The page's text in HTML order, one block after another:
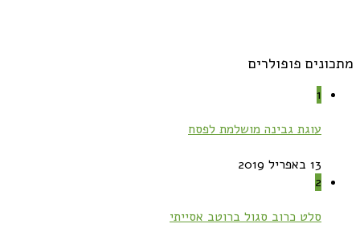
מתכונים פופולרים
1
עוגת גבינה מושלמת לפסח
13 באפריל 2019
2
סלט כרוב סגול ברוטב אסייתי